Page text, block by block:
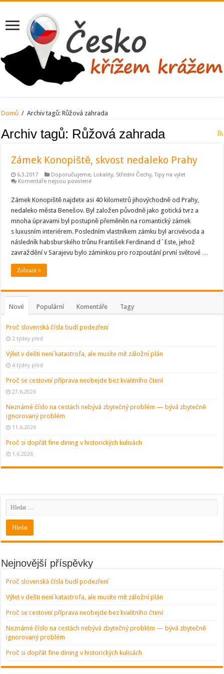
Domů / Archiv tagů:Růžová zahrada
Archiv tagů: Růžová zahrada
Zámek Konopiště, skvost nedaleko Prahy
6.3.2017 Doporučujeme, Lokality, Střední Čechy,Tipy na výlet
Komentáře nejsou povolenéu
názvem
Zámek
Konopiště,
skvost
nedaleko
Prahy
Zámek Konopiště najdete asi 40 kilometrů jihovýchodně od Prahy,
nedaleko města Benešov. Byl založen původně jako gotická tvrz a
mnoha úpravami byl postupně přeměněn na romantický zámek
s luxusním interiérem. Posledním vlastníkem zámku byl arcivévoda a
následník habsburského trůnu František Ferdinand d´Este, jehož
zavraždění v Sarajevu bylo záminkou pro rozpoutání první světové …
Zobrazit »
Nové Populární Komentáře Tagy
Proč slovenská čísla budí podezření
2 týdny před
Výlet v dešti není katastrofa, ale musíte mít záložní plán
4 týdny před
Proč se cestovní příprava neobejde bez kvalitního čtení
27.6.2026
Neznámé číslo na cestách nebývá zbytečný problém — bývá zbytečně
ignorovaný problém
11.6.2026
Proč si dopřát fine dining v historických kulisách
1.6.2026
Nejnovější příspěvky
Proč slovenská čísla budí podezření
Výlet v dešti není katastrofa, ale musíte mít záložní plán
Proč se cestovní příprava neobejde bez kvalitního čtení
Neznámé číslo na cestách nebývá zbytečný problém — bývá zbytečně
ignorovaný problém
Proč si dopřát fine dining v historických kulisách